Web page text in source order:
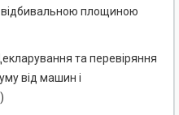
відбивальною площиною
та перевіряння
від машин і